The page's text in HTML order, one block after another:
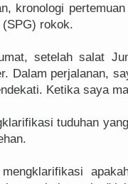
kronologi
rokok.
setelah salat
Dalam perjalanan,
Ketika saya
tuduhan